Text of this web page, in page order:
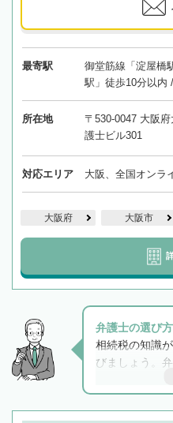
最寄駅
御堂筋線「淀屋橋
駅」徒歩10分以内
所在地
〒530-0047 大阪
護士ビル301
対応エリア 大阪、全国オンラ
大阪府 大阪市
弁護士の選び
相続税の知識
びましょう。
と他士業との
解決のみなら
できます。ま